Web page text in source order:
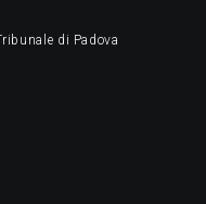
di Padova